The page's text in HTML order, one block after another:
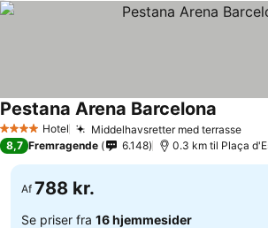
4 StjernerHotel Middelhavsretter med terrasse
Pestana Arena Barcelona
8,7 Fremragende 6.148 0.3 km til Plaça
Af 788 kr.
Se priser fra 16 hjemmesider